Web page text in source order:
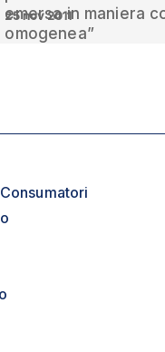
emersa in maniera
omogenea”
25 nov 2011